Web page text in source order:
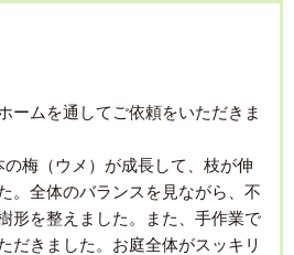
ームを通してご依頼をいただきま
梅（ウメ）が成長して、枝が伸
。全体のバランスを見ながら、不
形を整えました。また、手作業で
だきました。お庭全体がスッキリ